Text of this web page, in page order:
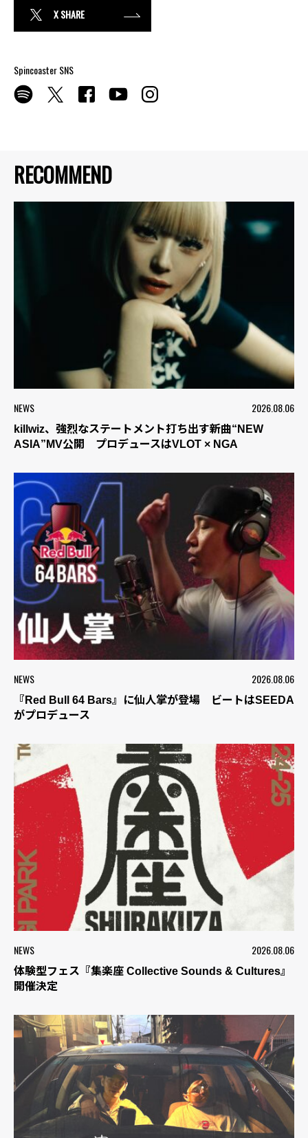
RECOMMEND
NEWS 2026.08.06
killwiz、強烈なステートメント打ち出す新曲“NEW
ASIA”MV公開 プロデュースはVLOT × NGA
NEWS 2026.08.06
『Red Bull 64 Bars』に仙人掌が登場 ビートはSEEDA
がプロデュース
NEWS 2026.08.06
体験型フェス『集楽座 Collective Sounds & Cultures』
開催決定
X SHARE
Spincoaster SNS